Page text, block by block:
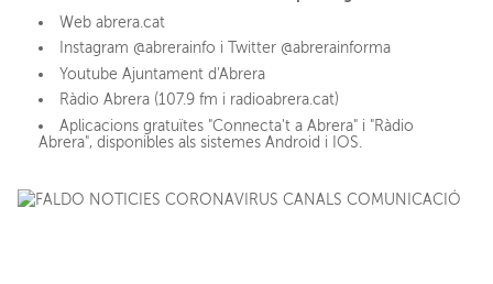
Web abrera.cat
Instagram @abrerainfo i Twitter @abrerainforma
Youtube Ajuntament d'Abrera
Ràdio Abrera (107.9 fm i radioabrera.cat)
Aplicacions gratuïtes "Connecta't a Abrera" i "Ràdio
Abrera", disponibles als sistemes Android i IOS.